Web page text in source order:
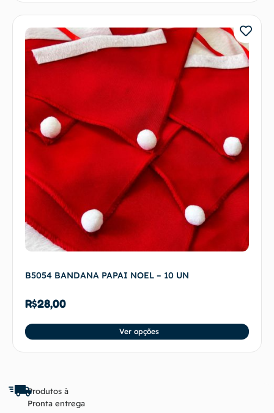
B5054 BANDANA PAPAI NOEL – 10 UN
R$28,00
Ver opções
Produtos à
Pronta entrega